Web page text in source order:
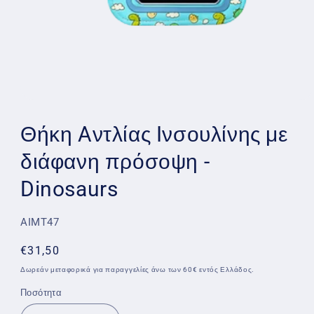
1
στο
βοηθητικό
παράθυρο
Θήκη Aντλίας Iνσουλίνης με
διάφανη πρόσοψη -
Dinosaurs
SKU:
AIMT47
Κανονική
τιμή
€31,50
Δωρεάν μεταφορικά για παραγγελίες άνω των 60€ εντός Ελλάδος.
Ποσότητα
Ποσότητα